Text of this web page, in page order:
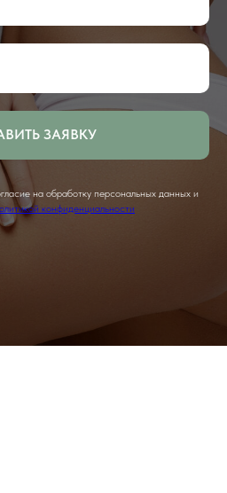
ЗАЯВКУ
на обработку персональных данных и
конфиденциальности